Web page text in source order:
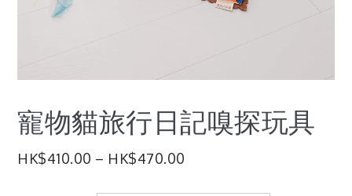
寵物貓旅行日記嗅探玩具
HK$410.00 – HK$470.00